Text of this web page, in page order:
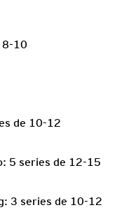
8-10
de 10-12
5 series de 12-15
3 series de 10-12